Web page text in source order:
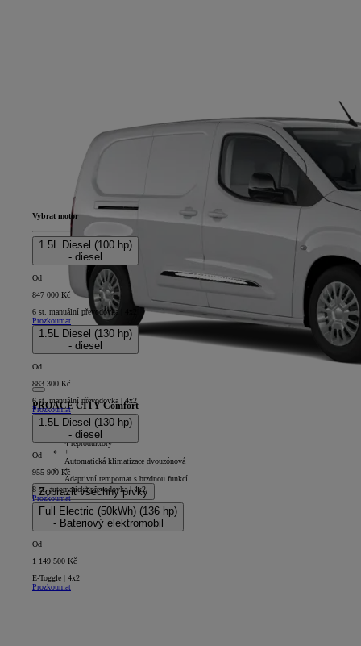
PROACE CITY Comfort
5D - Panel Van Long
+
4 reproduktory
+
Automatická klimatizace dvouzónová
+
Adaptivní tempomat s brzdnou funkcí
Zobrazit všechny prvky
Vybrat motor
1.5L Diesel (100 hp)
- diesel
Od
847 000 Kč
6 st. manuální převodovka | 4x2
Prozkoumat
1.5L Diesel (130 hp)
- diesel
Od
883 300 Kč
6 st. manuální převodovka | 4x2
Prozkoumat
1.5L Diesel (130 hp)
- diesel
Od
955 900 Kč
8 st. automatická převodovka | 4x2
Prozkoumat
Full Electric (50kWh) (136 hp)
- Bateriový elektromobil
Od
1 149 500 Kč
E-Toggle | 4x2
Prozkoumat